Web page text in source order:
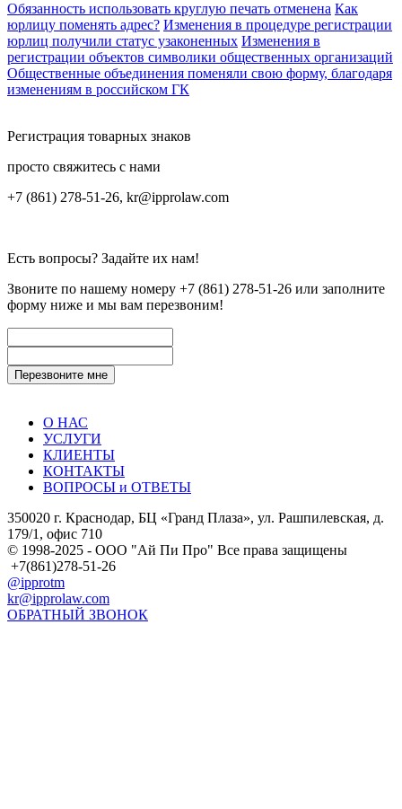
Обязанность использовать круглую печать отменена Как
юрлицу поменять адрес? Изменения в процедуре регистрации
юрлиц получили статус узаконенных Изменения в
регистрации объектов символики общественных организаций
Общественные объединения поменяли свою форму, благодаря
изменениям в российском ГК
Регистрация товарных знаков
просто свяжитесь с нами
+7 (861) 278-51-26, kr@ipprolaw.com
Есть вопросы? Задайте их нам!
Звоните по нашему номеру +7 (861) 278-51-26 или заполните
форму ниже и мы вам перезвоним!
О НАС
УСЛУГИ
КЛИЕНТЫ
КОНТАКТЫ
ВОПРОСЫ и ОТВЕТЫ
350020 г. Краснодар, БЦ «Гранд Плаза», ул. Рашпилевская, д.
179/1, офис 710
© 1998-2025 - ООО "Ай Пи Про" Все права защищены
+7(861)278-51-26
@ipprotm
kr@ipprolaw.com
ОБРАТНЫЙ ЗВОНОК